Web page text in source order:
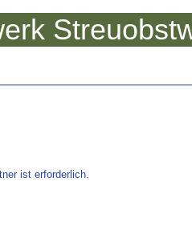
ist erforderlich.